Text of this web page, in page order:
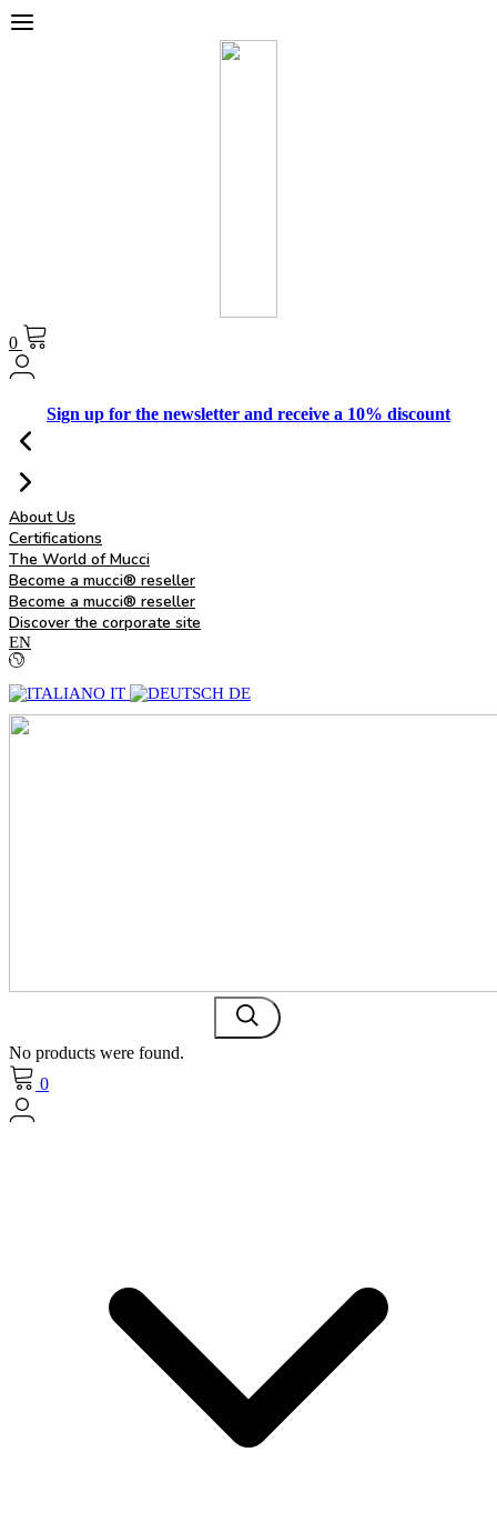
0
Sign up for the newsletter and receive a 10% discount
About Us
Certifications
The World of Mucci
Become a mucci® reseller
Become a mucci® reseller
Discover the corporate site
EN
IT DE
No products were found.
0